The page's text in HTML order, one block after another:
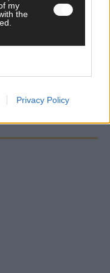
my
the
Privacy Policy